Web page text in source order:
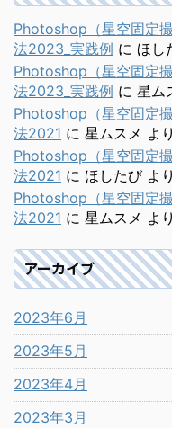
Photoshop（星空固定
法2023_実践例 に ほし
Photoshop（星空固定
法2023_実践例 に 星ム
Photoshop（星空固定
法2021 に 星ムスメ より
Photoshop（星空固定
法2021 に ほしたびより
Photoshop（星空固定
法2021 に 星ムスメ より
アーカイブ
2023年6月
2023年5月
2023年4月
2023年3月